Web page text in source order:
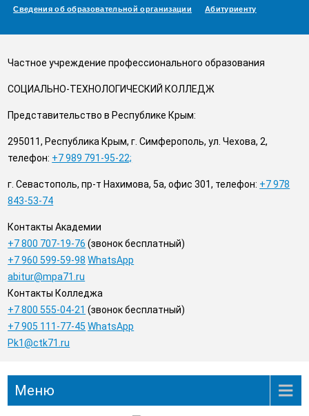
Изображения:ВыклРазмер шрифта: A A
Сведения об образовательной организации Абитуриенту
Частное учреждение профессионального образования
СОЦИАЛЬНО-ТЕХНОЛОГИЧЕСКИЙ КОЛЛЕДЖ
Представительство в Республике Крым:
295011, Республика Крым, г. Симферополь, ул. Чехова, 2,
телефон: +7 989 791-95-22;
г. Севастополь, пр-т Нахимова, 5а, офис 301, телефон: +7 978
843-53-74
Контакты Академии
+7 800 707-19-76 (звонок бесплатный)
+7 960 599-59-98 WhatsApp
abitur@mpa71.ru
Контакты Колледжа
+7 800 555-04-21 (звонок бесплатный)
+7 905 111-77-45 WhatsApp
Pk1@ctk71.ru
Меню